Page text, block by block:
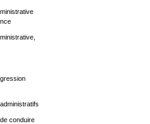
conduire